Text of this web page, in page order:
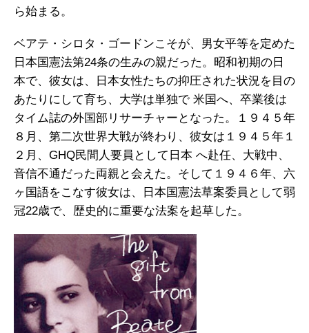
ら始まる。
ベアテ・シロタ・ゴードンこそが、男女平等を定めた
日本国憲法第24条の生みの親だった。昭和初期の日
本で、彼女は、日本女性たちの抑圧された状況を目の
あたりにして育ち、大学は単独で 米国へ、卒業後は
タイム誌の外国部リサーチャーとなった。１９４５年
８月、第二次世界大戦が終わり、彼女は１９４５年１
２月、GHQ民間人要員として日本 へ赴任、大戦中、
音信不通だった両親と会えた。そして１９４６年、六
ヶ国語をこなす彼女は、日本国憲法草案委員として弱
冠22歳で、歴史的に重要な法案を起草した。